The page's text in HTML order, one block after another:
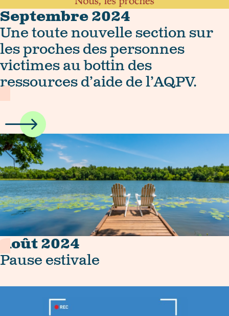
Septembre 2024
Une toute nouvelle section sur
les proches des personnes
victimes au bottin des
ressources d’aide de l’AQPV.
Août 2024
Pause estivale